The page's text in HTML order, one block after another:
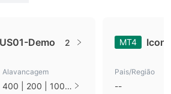
Demo 2
Alavancagem
400 | 200 | 100 |
MT4
Pais/Região
--